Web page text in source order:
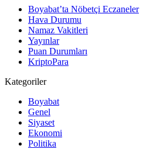
Boyabat’ta Nöbetçi Eczaneler
Hava Durumu
Namaz Vakitleri
Yayınlar
Puan Durumları
KriptoPara
Kategoriler
Boyabat
Genel
Siyaset
Ekonomi
Politika